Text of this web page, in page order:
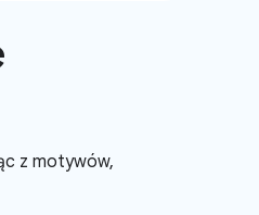
z motywów,